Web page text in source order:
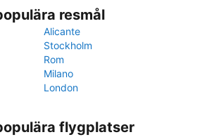
resmål
Alicante
Stockholm
Rom
Milano
London
flygplatser